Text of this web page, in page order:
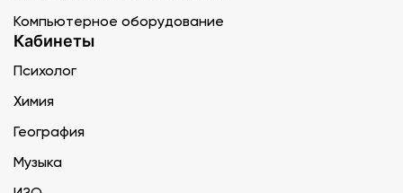
Компьютерное оборудование
Кабинеты
Психолог
Химия
География
Музыка